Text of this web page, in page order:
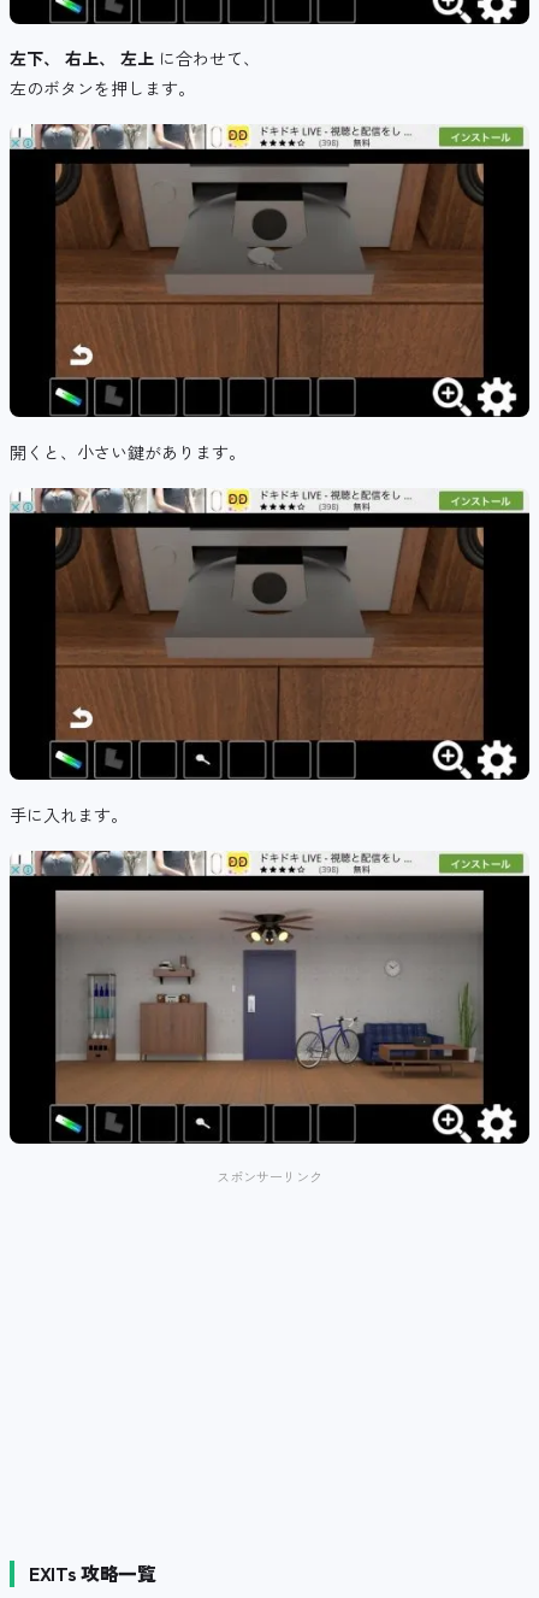
左下、 右上、 左上 に合わせて、
左のボタンを押します。
開くと、小さい鍵があります。
手に入れます。
スポンサーリンク
EXITs 攻略一覧